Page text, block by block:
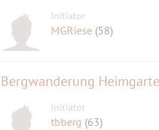
Initiator
MGRiese (58)
Bergwanderung
Initiator
tbberg (63)